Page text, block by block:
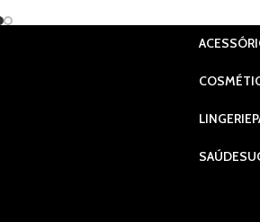
LINGERIE
SAÚDE